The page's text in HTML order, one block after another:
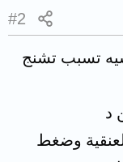
#2
تسبب تشنج
د
وضغط